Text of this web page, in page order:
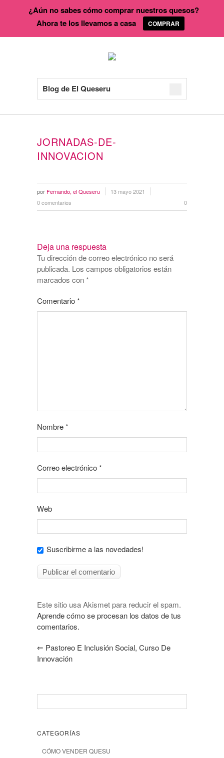
Blog de El Queseru
JORNADAS-DE-
INNOVACION
por Fernando, el Queseru
13 mayo 2021
0 comentarios
0
Deja una respuesta
Tu dirección de correo electrónico no será
publicada. Los campos obligatorios están
marcados con*
Comentario*
Nombre*
Correo electrónico*
Web
Suscribirme a las novedades!
Este sitio usa Akismet para reducir el spam.
Aprende cómo se procesan los datos de tus
comentarios.
⇐ Pastoreo E Inclusión Social, Curso De
Innovación
CATEGORÍAS
CÓMO VENDER QUESU
¿Aún no sabes cómo comprar nuestros quesos?
Ahora te los llevamos a casa
COMPRAR